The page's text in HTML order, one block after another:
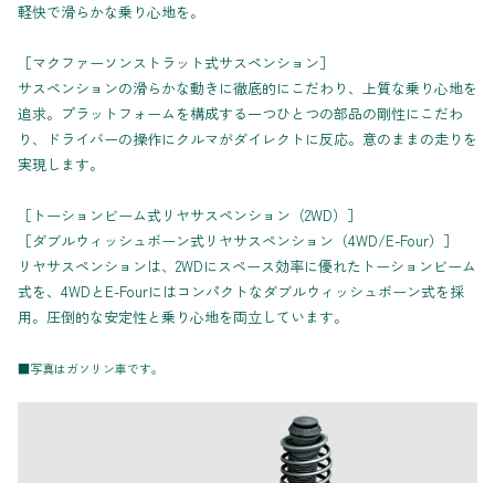
軽快で滑らかな乗り心地を。
［マクファーソンストラット式サスペンション］
サスペンションの滑らかな動きに徹底的にこだわり、上質な乗り心地を
追求。プラットフォームを構成する一つひとつの部品の剛性にこだわ
り、ドライバーの操作にクルマがダイレクトに反応。意のままの走りを
実現します。
［トーションビーム式リヤサスペンション（2WD）］
［ダブルウィッシュボーン式リヤサスペンション（4WD/E-Four）］
リヤサスペンションは、2WDにスペース効率に優れたトーションビーム
式を、4WDとE-Fourにはコンパクトなダブルウィッシュボーン式を採
用。圧倒的な安定性と乗り心地を両立しています。
■写真はガソリン車です。